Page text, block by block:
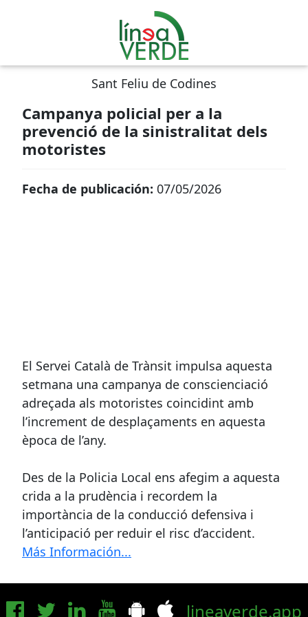
Sant Feliu de Codines
Campanya policial per a la
prevenció de la sinistralitat dels
motoristes
Fecha de publicación: 07/05/2026
El Servei Català de Trànsit impulsa aquesta
setmana una campanya de conscienciació
adreçada als motoristes coincidint amb
l’increment de desplaçaments en aquesta
època de l’any.
Des de la Policia Local ens afegim a aquesta
crida a la prudència i recordem la
importància de la conducció defensiva i
l’anticipació per reduir el risc d’accident.
Más Información...
lineaverde.app